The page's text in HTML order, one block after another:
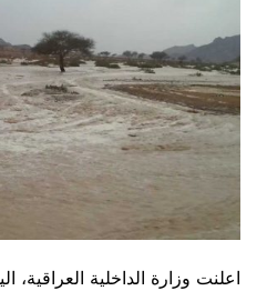
اعلنت وزارة الداخلية العراقية،